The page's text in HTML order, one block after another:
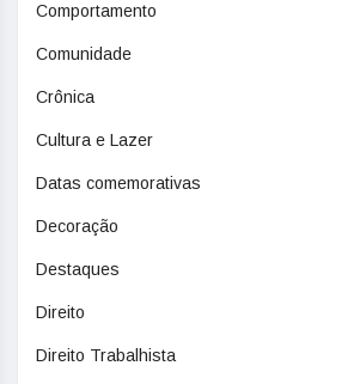
Comportamento
Comunidade
Crônica
Cultura e Lazer
Datas comemorativas
Decoração
Destaques
Direito
Direito Trabalhista